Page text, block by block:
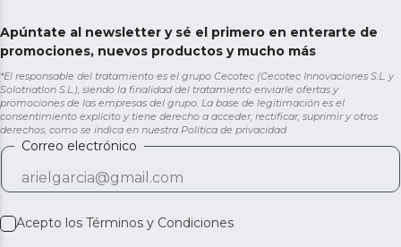
Apúntate al newsletter y sé el primero en enterarte de
promociones, nuevos productos y mucho más
*El responsable del tratamiento es el grupo Cecotec (Cecotec Innovaciones S.L. y
Solotriatlon S.L.), siendo la finalidad del tratamiento enviarle ofertas y
promociones de las empresas del grupo. La base de legitimación es el
consentimiento explícito y tiene derecho a acceder, rectificar, suprimir y otros
derechos, como se indica en nuestra Política de privacidad
Correo electrónico
Acepto los Términos y Condiciones